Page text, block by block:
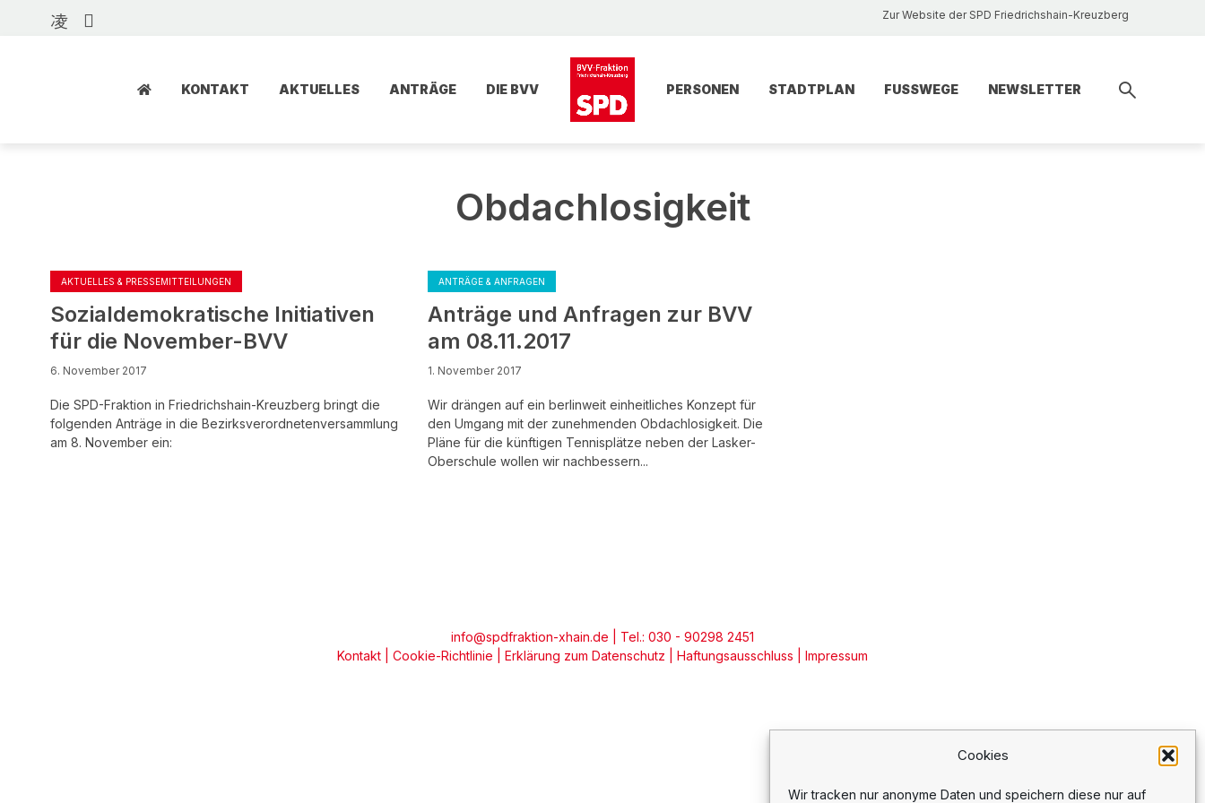
Cookies
Wir tracken nur anonyme Daten und speichern diese nur auf
Zur Website der SPD Friedrichshain-Kreuzberg
KONTAKT AKTUELLES ANTRÄGE DIE BVV PERSONEN STADTPLAN FUSSWEGE NEWSLETTER
Obdachlosigkeit
AKTUELLES & PRESSEMITTEILUNGEN
Sozialdemokratische Initiativen
für die November-BVV
6. November 2017
Die SPD-Fraktion in Friedrichshain-Kreuzberg bringt die
folgenden Anträge in die Bezirksverordne­tenversammlung
am 8. November ein:
ANTRÄGE & ANFRAGEN
Anträge und Anfragen zur BVV
am 08.11.2017
1. November 2017
Wir drängen auf ein berlinweit einheitliches Konzept für
den Umgang mit der zunehmenden Obdachlosigkeit. Die
Pläne für die künftigen Tennisplätze neben der Lasker-
Oberschule wollen wir nachbessern...
info@spdfraktion-xhain.de | Tel.: 030 - 90298 2451
Kontakt
Cookie-Richtlinie Erklärung zum Datenschutz Haftungsausschluss Impressum